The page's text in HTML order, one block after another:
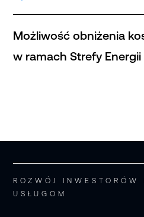
Możliwość obniżenia
w ramach Strefy Energii
ROZWÓJ
USŁUGOM